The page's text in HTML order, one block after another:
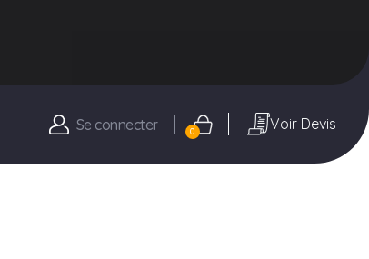
Se connecter 0 Voir Devis